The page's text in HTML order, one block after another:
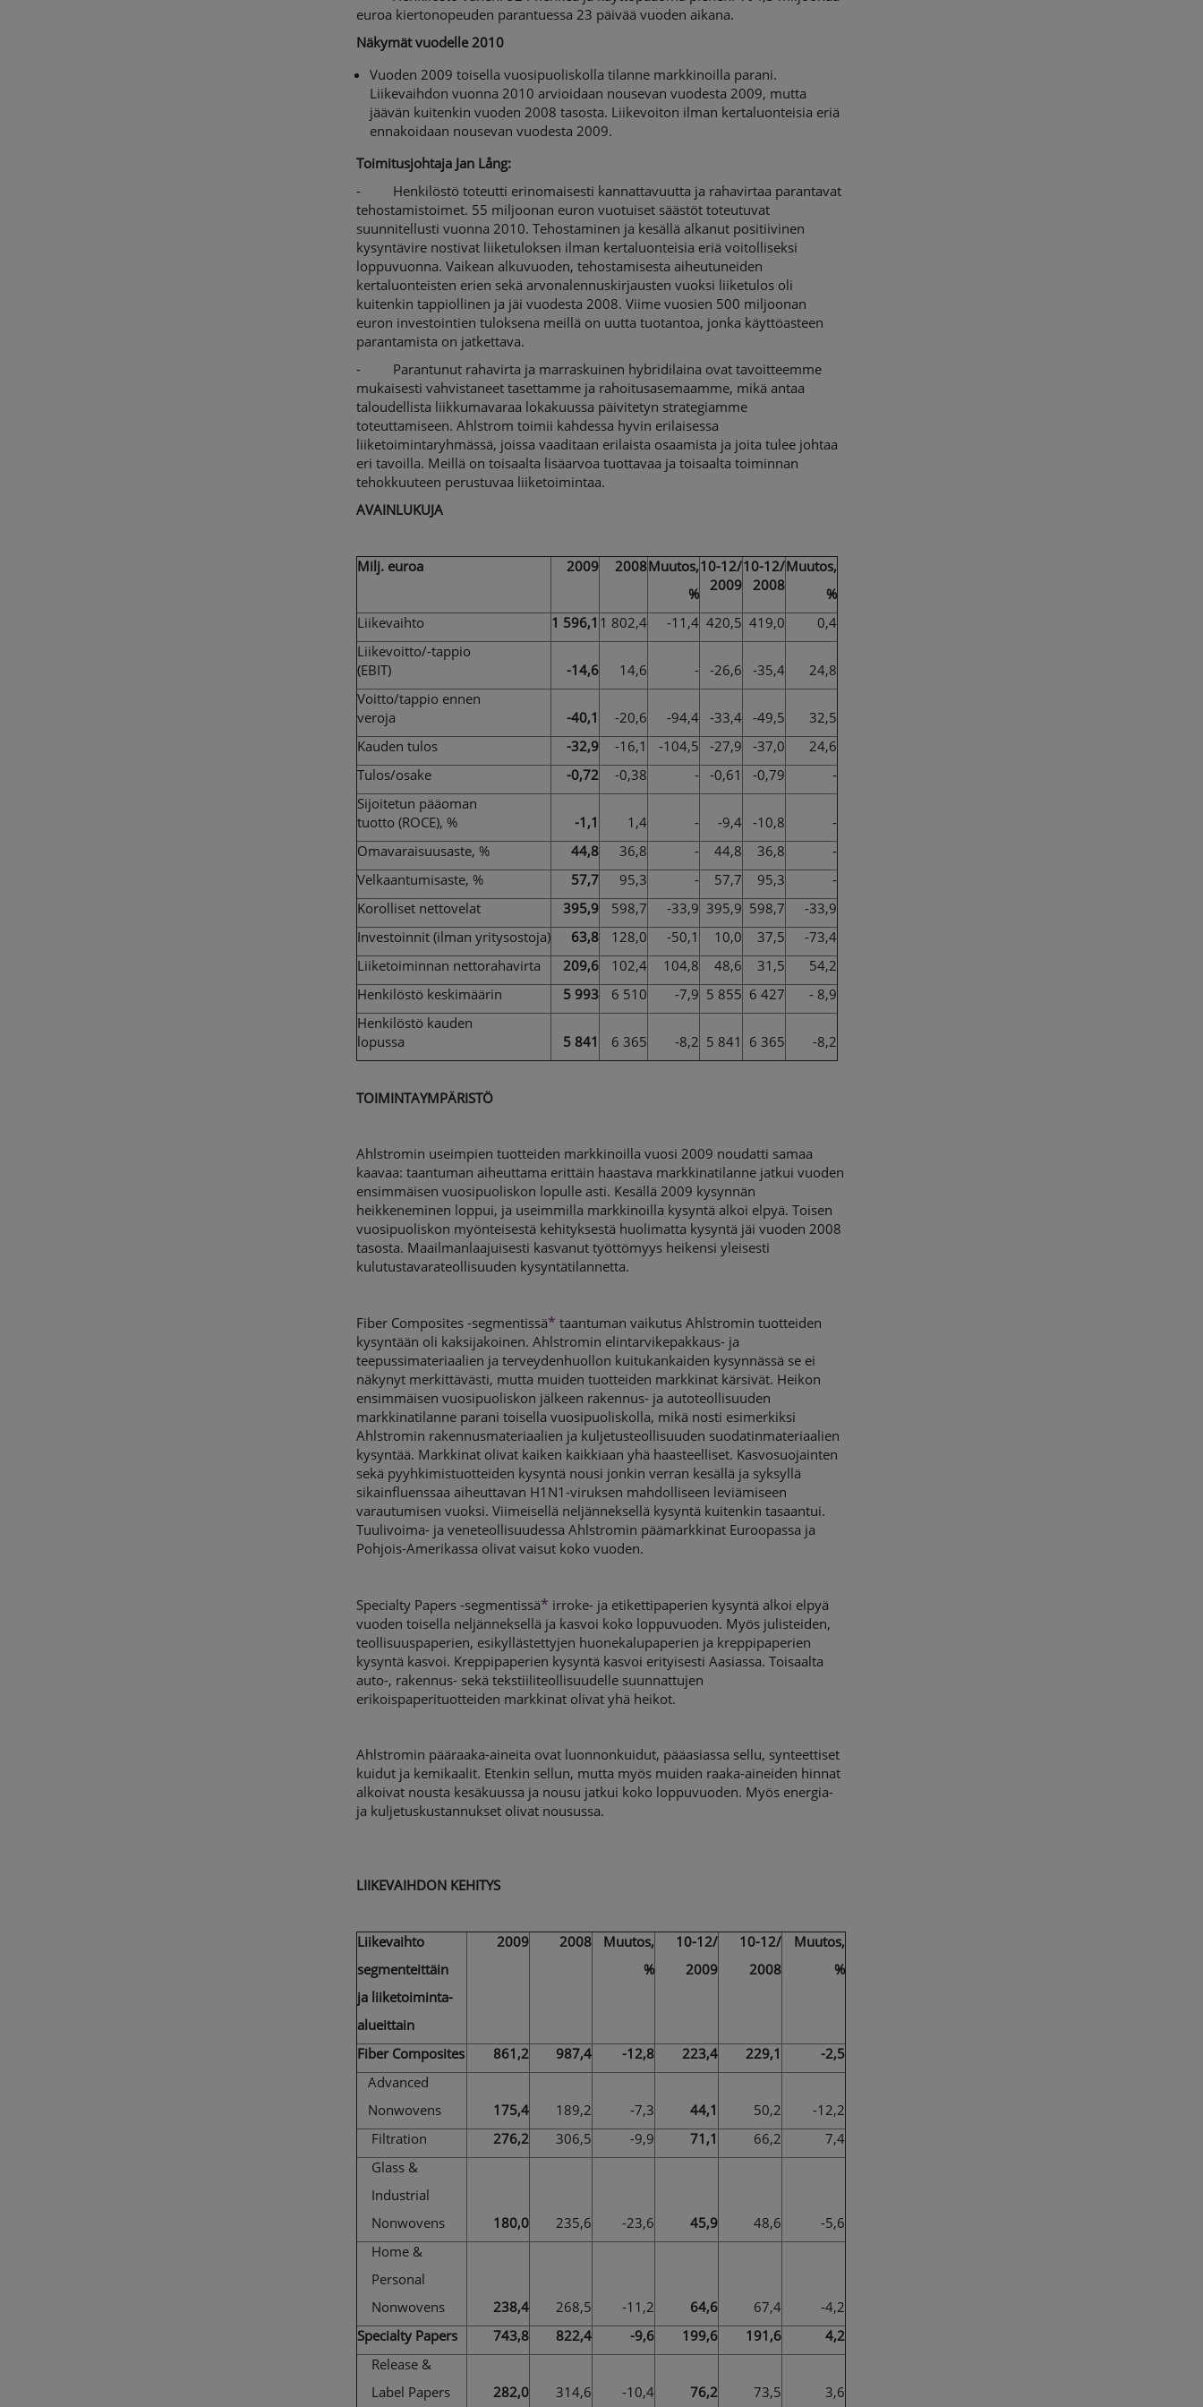
euroa kiertonopeuden parantuessa 23 päivää vuoden aikana.
Näkymät vuodelle 2010
Vuoden 2009 toisella vuosipuoliskolla tilanne markkinoilla parani.
Liikevaihdon vuonna 2010 arvioidaan nousevan vuodesta 2009, mutta
jäävän kuitenkin vuoden 2008 tasosta. Liikevoiton ilman kertaluonteisia eriä
ennakoidaan nousevan vuodesta 2009.
Toimitusjohtaja Jan Lång:
- Henkilöstö toteutti erinomaisesti kannattavuutta ja rahavirtaa parantavat
tehostamistoimet. 55 miljoonan euron vuotuiset säästöt toteutuvat
suunnitellusti vuonna 2010. Tehostaminen ja kesällä alkanut positiivinen
kysyntävire nostivat liiketuloksen ilman kertaluonteisia eriä voitolliseksi
loppuvuonna. Vaikean alkuvuoden, tehostamisesta aiheutuneiden
kertaluonteisten erien sekä arvonalennuskirjausten vuoksi liiketulos oli
kuitenkin tappiollinen ja jäi vuodesta 2008. Viime vuosien 500 miljoonan
euron investointien tuloksena meillä on uutta tuotantoa, jonka käyttöasteen
parantamista on jatkettava.
- Parantunut rahavirta ja marraskuinen hybridilaina ovat tavoitteemme
mukaisesti vahvistaneet tasettamme ja rahoitusasemaamme, mikä antaa
taloudellista liikkumavaraa lokakuussa päivitetyn strategiamme
toteuttamiseen. Ahlstrom toimii kahdessa hyvin erilaisessa
liiketoimintaryhmässä, joissa vaaditaan erilaista osaamista ja joita tulee johtaa
eri tavoilla. Meillä on toisaalta lisäarvoa tuottavaa ja toisaalta toiminnan
tehokkuuteen perustuvaa liiketoimintaa.
AVAINLUKUJA
Milj. euroa 2009 2008Muutos,
%
10-12/
2009
10-12/
2008
Muutos,
%
Liikevaihto
1 596,1 1 802,4 -11,4 420,5 419,0
0,4
Liikevoitto/-tappio
(EBIT)
-14,6 14,6 - -26,6 -35,4
24,8
Voitto/tappio ennen
veroja
-40,1 -20,6 -94,4 -33,4 -49,5
32,5
Kauden tulos
-32,9 -16,1 -104,5 -27,9 -37,0
24,6
Tulos/osake
-0,72 -0,38 - -0,61 -0,79
-
Sijoitetun pääoman
tuotto (ROCE), %
-1,1 1,4 - -9,4 -10,8
-
Omavaraisuusaste, %
44,8 36,8 - 44,8 36,8
-
Velkaantumisaste, %
57,7 95,3 - 57,7 95,3
-
Korolliset nettovelat
395,9 598,7 -33,9 395,9 598,7
-33,9
Investoinnit (ilman yritysostoja)
63,8 128,0 -50,1 10,0 37,5
-73,4
Liiketoiminnan nettorahavirta
209,6 102,4 104,8 48,6 31,5
54,2
Henkilöstö keskimäärin
5 993 6 510 -7,9 5 855 6 427
- 8,9
Henkilöstö kauden
lopussa
5 841 6 365 -8,2 5 841 6 365 -8,2
TOIMINTAYMPÄRISTÖ
Ahlstromin useimpien tuotteiden markkinoilla vuosi 2009 noudatti samaa
kaavaa: taantuman aiheuttama erittäin haastava markkinatilanne jatkui vuoden
ensimmäisen vuosipuoliskon lopulle asti. Kesällä 2009 kysynnän
heikkeneminen loppui, ja useimmilla markkinoilla kysyntä alkoi elpyä. Toisen
vuosipuoliskon myönteisestä kehityksestä huolimatta kysyntä jäi vuoden 2008
tasosta. Maailmanlaajuisesti kasvanut työttömyys heikensi yleisesti
kulutustavarateollisuuden kysyntätilannetta.
Fiber Composites -segmentissä* taantuman vaikutus Ahlstromin tuotteiden
kysyntään oli kaksijakoinen. Ahlstromin elintarvikepakkaus- ja
teepussimateriaalien ja terveydenhuollon kuitukankaiden kysynnässä se ei
näkynyt merkittävästi, mutta muiden tuotteiden markkinat kärsivät. Heikon
ensimmäisen vuosipuoliskon jälkeen rakennus- ja autoteollisuuden
markkinatilanne parani toisella vuosipuoliskolla, mikä nosti esimerkiksi
Ahlstromin rakennusmateriaalien ja kuljetusteollisuuden suodatinmateriaalien
kysyntää. Markkinat olivat kaiken kaikkiaan yhä haasteelliset. Kasvosuojainten
sekä pyyhkimistuotteiden kysyntä nousi jonkin verran kesällä ja syksyllä
sikainfluenssaa aiheuttavan H1N1-viruksen mahdolliseen leviämiseen
varautumisen vuoksi. Viimeisellä neljänneksellä kysyntä kuitenkin tasaantui.
Tuulivoima- ja veneteollisuudessa Ahlstromin päämarkkinat Euroopassa ja
Pohjois-Amerikassa olivat vaisut koko vuoden.
Specialty Papers -segmentissä* irroke- ja etikettipaperien kysyntä alkoi elpyä
vuoden toisella neljänneksellä ja kasvoi koko loppuvuoden. Myös julisteiden,
teollisuuspaperien, esikyllästettyjen huonekalupaperien ja kreppipaperien
kysyntä kasvoi. Kreppipaperien kysyntä kasvoi erityisesti Aasiassa. Toisaalta
auto-, rakennus- sekä tekstiiliteollisuudelle suunnattujen
erikoispaperituotteiden markkinat olivat yhä heikot.
Ahlstromin pääraaka-aineita ovat luonnonkuidut, pääasiassa sellu, synteettiset
kuidut ja kemikaalit. Etenkin sellun, mutta myös muiden raaka-aineiden hinnat
alkoivat nousta kesäkuussa ja nousu jatkui koko loppuvuoden. Myös energia-
ja kuljetuskustannukset olivat nousussa.
LIIKEVAIHDON KEHITYS
Liikevaihto
segmenteittäin
ja liiketoiminta-
alueittain
2009 2008
Muutos,
%
10-12/
2009
10-12/
2008
Muutos,
%
Fiber Composites 861,2 987,4 -12,8 223,4 229,1
-2,5
Advanced
Nonwovens
175,4 189,2 -7,3 44,1 50,2
-12,2
Filtration
276,2 306,5 -9,9 71,1 66,2
7,4
Glass &
Industrial
Nonwovens
180,0 235,6 -23,6 45,9 48,6
-5,6
Home &
Personal
Nonwovens
238,4 268,5 -11,2 64,6 67,4
-4,2
Specialty Papers
743,8 822,4 -9,6 199,6 191,6
4,2
Release &
Label Papers
282,0 314,6 -10,4 76,2 73,5 3,6